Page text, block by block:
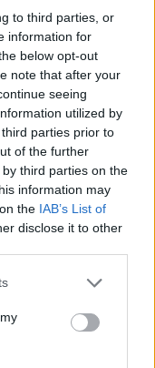
to third parties, or
information for
below opt-out
note that after your
seeing
utilized by
parties prior to
of the further
third parties on the
information may
the IAB’s List of
disclose it to other
om den
men det var